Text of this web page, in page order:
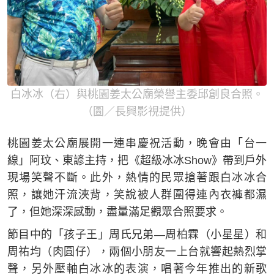
白冰冰（右）與桃園姜太公廟榮譽主委邱創良合照。
（圖／長興影視提供）
桃園姜太公廟展開一連串慶祝活動，晚會由「台一
線」阿玟、東諺主持，把《超級冰冰Show》帶到戶外
現場笑聲不斷。此外，熱情的民眾搶著跟白冰冰合
照，讓她汗流浹背，笑說被人群圍得連內衣褲都濕
了，但她深深感動，盡量滿足觀眾合照要求。
節目中的「孩子王」周氏兄弟—周柏霖（小星星）和
周祐均（肉圓仔），兩個小朋友一上台就響起熱烈掌
聲，另外壓軸白冰冰的表演，唱著今年推出的新歌